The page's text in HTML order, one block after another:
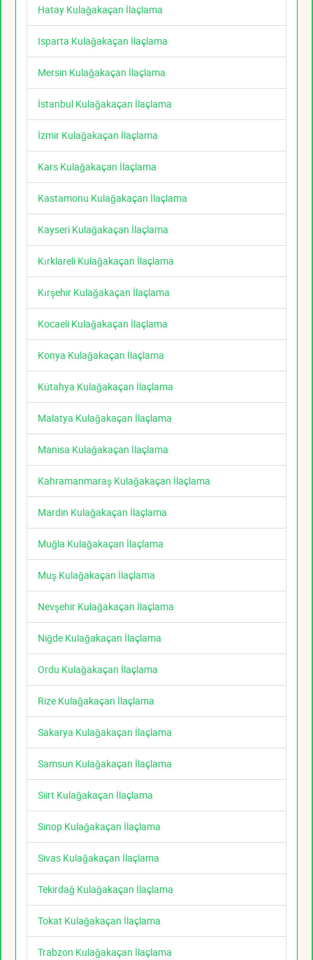
Hatay Kulağakaçan İlaçlama
Isparta Kulağakaçan İlaçlama
Mersin Kulağakaçan İlaçlama
İstanbul Kulağakaçan İlaçlama
İzmir Kulağakaçan İlaçlama
Kars Kulağakaçan İlaçlama
Kastamonu Kulağakaçan İlaçlama
Kayseri Kulağakaçan İlaçlama
Kırklareli Kulağakaçan İlaçlama
Kırşehir Kulağakaçan İlaçlama
Kocaeli Kulağakaçan İlaçlama
Konya Kulağakaçan İlaçlama
Kütahya Kulağakaçan İlaçlama
Malatya Kulağakaçan İlaçlama
Manisa Kulağakaçan İlaçlama
Kahramanmaraş Kulağakaçan İlaçlama
Mardin Kulağakaçan İlaçlama
Muğla Kulağakaçan İlaçlama
Muş Kulağakaçan İlaçlama
Nevşehir Kulağakaçan İlaçlama
Niğde Kulağakaçan İlaçlama
Ordu Kulağakaçan İlaçlama
Rize Kulağakaçan İlaçlama
Sakarya Kulağakaçan İlaçlama
Samsun Kulağakaçan İlaçlama
Siirt Kulağakaçan İlaçlama
Sinop Kulağakaçan İlaçlama
Sivas Kulağakaçan İlaçlama
Tekirdağ Kulağakaçan İlaçlama
Tokat Kulağakaçan İlaçlama
Trabzon Kulağakaçan İlaçlama